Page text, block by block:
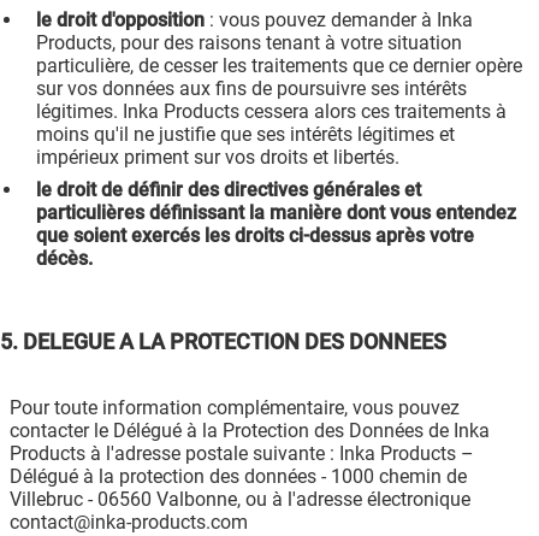
le droit d'opposition : vous pouvez demander à Inka
Products, pour des raisons tenant à votre situation
particulière, de cesser les traitements que ce dernier opère
sur vos données aux fins de poursuivre ses intérêts
légitimes. Inka Products cessera alors ces traitements à
moins qu'il ne justifie que ses intérêts légitimes et
impérieux priment sur vos droits et libertés.
le droit de définir des directives générales et
particulières définissant la manière dont vous entendez
que soient exercés les droits ci-dessus après votre
décès.
5. DELEGUE A LA PROTECTION DES DONNEES
Pour toute information complémentaire, vous pouvez
contacter le Délégué à la Protection des Données de Inka
Products à l'adresse postale suivante : Inka Products –
Délégué à la protection des données - 1000 chemin de
Villebruc - 06560 Valbonne, ou à l'adresse électronique
contact@inka-products.com